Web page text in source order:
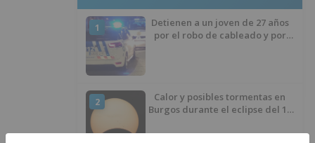
1
Detienen a un joven de 27 años
por el robo de cableado y por
2
Calor y posibles tormentas en
Burgos durante el eclipse del 12